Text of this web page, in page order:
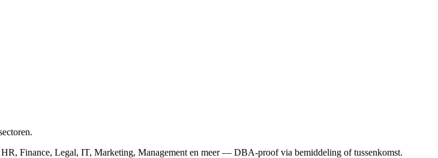
Finance, Legal, IT, Marketing, Management en meer — DBA-proof via bemiddeling of tussenkomst.